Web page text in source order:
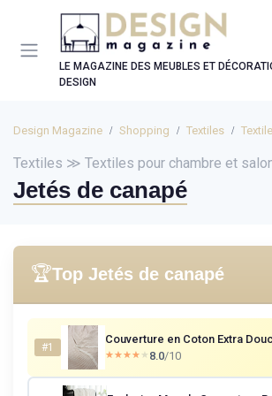
LE MAGAZINE DES MEUBLES ET
DESIGN
Design Magazine Shopping Textiles
Textiles ≫ Textiles pour chambre et
Jetés de canapé
🏆Top Jetés de canapé
#1
★★★★★
★★★★★ 8.0/10
Panneau de gestion des cookies